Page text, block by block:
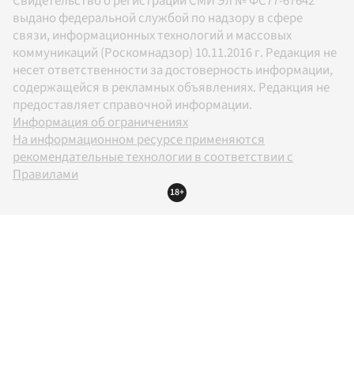
выдано федеральной службой по надзору в сфере
связи, информационных технологий и массовых
коммуникаций (Роскомнадзор) 10.11.2016 г. Редакция не
несет ответственности за достоверность информации,
содержащейся в рекламных объявлениях. Редакция не
предоставляет справочной информации.
Информация об ограничениях
На информационном ресурсе применяются
рекомендательные технологии в соответствии с
Правилами
18+